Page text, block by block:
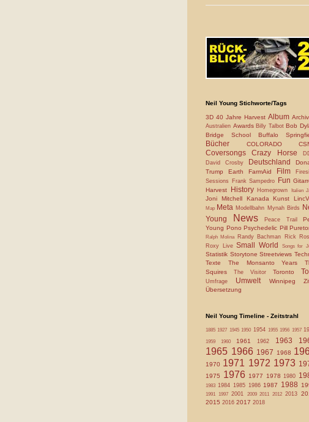
Neil Young Stichworte/Tags
3D 40 Jahre Harvest Album
Australien Awards Billy Talbot Bob
Bridge School Buffalo
Bücher COLORADO
CoversongsCrazy Horse
David Crosby
Deutschland
Trump Earth FarmAid Film
Sessions
Frank Sampedro Fun
Harvest
History Homegrown Italien
Joni Mitchell Kanada Kunst
Map MetaModellbahn Mynah Birds
Young
News Peace Trail
Young Pono Psychedelic Pill
Ralph Molina Randy Bachman
Rick
Roxy LiveSmall World Songs for
Statistik StorytoneStreetviews
Texte The Monsanto Years
Squires The Visitor Toronto
Umfrage Umwelt Winnipeg
Übersetzung
Neil Young Timeline - Zeitstrahl
18851927 19451950 1954 19551956 1957
1959 1960 1961 1962 1963
1965 1966 1967 1968
1970 1971 1972 1973
1975 1976 1977 19781980
1983 1984 1985 19861987 1988
1991 1997 2001 2009201120122013
2015 2016 2017 2018